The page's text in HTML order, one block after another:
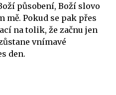
působení, Boží slovo
mě. Pokud se pak přes
na tolik, že začnu jen
vnímavé
den.